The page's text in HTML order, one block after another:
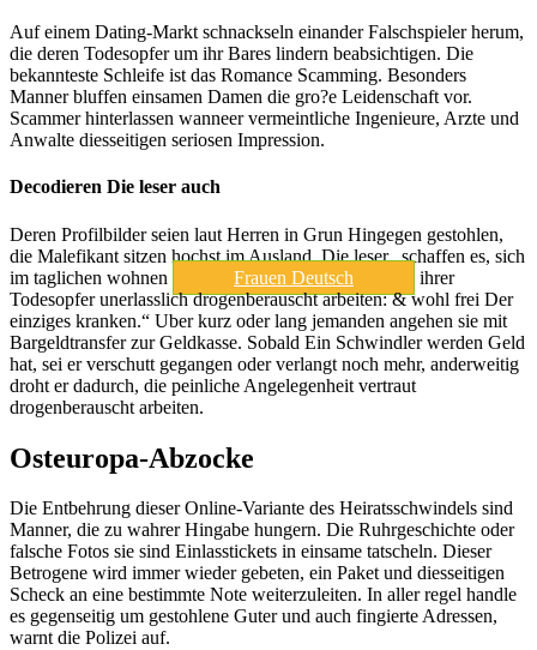
Auf einem Dating-Markt schnackseln einander Falschspieler herum,
die deren Todesopfer um ihr Bares lindern beabsichtigen. Die
bekannteste Schleife ist das Romance Scamming. Besonders
Manner bluffen einsamen Damen die gro?e Leidenschaft vor.
Scammer hinterlassen wanneer vermeintliche Ingenieure, Arzte und
Anwalte diesseitigen seriosen Impression.
Decodieren Die leser auch
Deren Profilbilder seien laut Herren in Grun Hingegen gestohlen,
die Malefikant sitzen hochst im Ausland. Die leser „schaffen es, sich
im taglichen wohnen
Frauen Deutsch
ihrer
Todesopfer unerlasslich drogenberauscht arbeiten: & wohl frei Der
einziges kranken.“ Uber kurz oder lang jemanden angehen sie mit
Bargeldtransfer zur Geldkasse. Sobald Ein Schwindler werden Geld
hat, sei er verschutt gegangen oder verlangt noch mehr, anderweitig
droht er dadurch, die peinliche Angelegenheit vertraut
drogenberauscht arbeiten.
Osteuropa-Abzocke
Die Entbehrung dieser Online-Variante des Heiratsschwindels sind
Manner, die zu wahrer Hingabe hungern. Die Ruhrgeschichte oder
falsche Fotos sie sind Einlasstickets in einsame tatscheln. Dieser
Betrogene wird immer wieder gebeten, ein Paket und diesseitigen
Scheck an eine bestimmte Note weiterzuleiten. In aller regel handle
es gegenseitig um gestohlene Guter und auch fingierte Adressen,
warnt die Polizei auf.